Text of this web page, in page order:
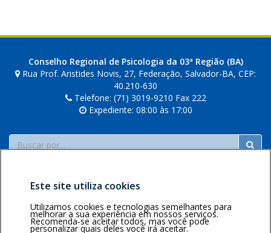
Conselho Regional de Psicologia da 03ª Região (BA)
Rua Prof. Aristides Novis, 27, Federação, Salvador-BA, CEP:
40.210-630
Telefone: (71) 3019-9210 Fax 222
Expediente: 08:00 às 17:00
Buscar
Área restritaPolítica de
Este site utiliza cookies
Utilizamos cookies e tecnologias semelhantes para
melhorar a sua experiência em nossos serviços.
Recomenda-se aceitar todos, mas você pode
personalizar quais deles você irá aceitar.